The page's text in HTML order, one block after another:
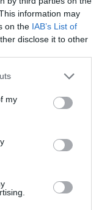
information may
on the IAB’s List of
disclose it to other
one or more Google
You may click to
third-party tags to
in below Google
my